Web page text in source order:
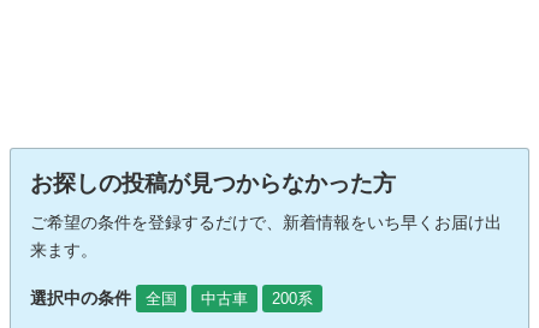
お探しの投稿が見つからなかった方
ご希望の条件を登録するだけで、新着情報をいち早くお届け出
来ます。
選択中の条件 全国 中古車 200系